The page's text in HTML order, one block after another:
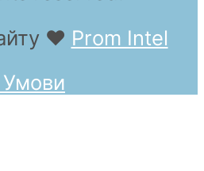
❤ Prom Intel